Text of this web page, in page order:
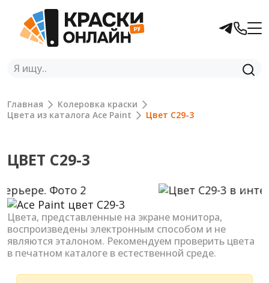
Главная
Колеровка краски
Цвета из каталога Ace Paint
Цвет C29-3
ЦВЕТ C29-3
Previous Next
Цвета, представленные на экране монитора,
воспроизведены электронным способом и не
являются эталоном. Рекомендуем проверить цвета
в печатном каталоге в естественной среде.